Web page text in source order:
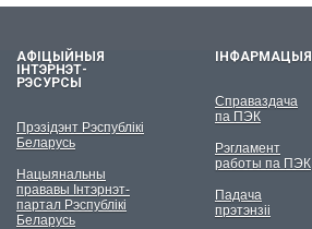
АФІЦЫЙНЫЯ
ІНТЭРНЭТ-
РЭСУРСЫ
Прэзідэнт Рэспублікі
Беларусь
Нацыянальны
прававы Інтэрнэт-
партал Рэспублікі
Беларусь
ІНФАРМАЦЫЯ
Справаздача
па ПЭК
Рэгламент
работы па ПЭК
Падача
прэтэнзіі